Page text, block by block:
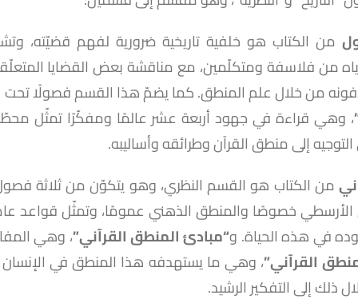
من الكتاب هو خلفية تاريخية ضرورية لفهم قضيّته،
من فلاسفة ومتكلّمين، مع مناقشة بعض القضايا
من خلال علم المنطق. كما يضمّ هذا القسم فصولًا تحت
، وهي قراءة في جهود أربعة عشر عالمًا ومفكّرًا تمثّل
إلى منطق القرآن وطرائقه وأساليبه.
من الكتاب هو القسم النظري، وهو يتكوّن من ثلاثة
خصوصًا والمنطق الذهني عمومًا، وتمثّل قواعد
في هذه الحياة. و“مبادئ المنطق القرآني”، وهي
القرآني”، وهي ما يستهدفه هذا المنطق في الإنسان
ذلك إلى التفكير الرشيد.